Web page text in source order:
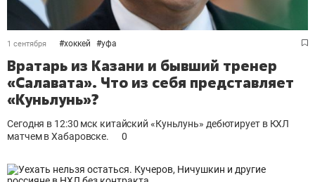
1 сентября #хоккей #уфа
Вратарь из Казани и бывший тренер
«Салавата». Что из себя представляет
«Куньлунь»?
Сегодня в 12:30 мск китайский «Куньлунь» дебютирует в КХЛ
матчем в Хабаровске.
0